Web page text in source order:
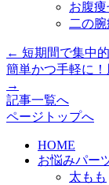
お腹
二の
← 短期間で集中
簡単かつ手軽に
→
記事一覧へ
ページトップへ
HOME
お悩みパー
太もも